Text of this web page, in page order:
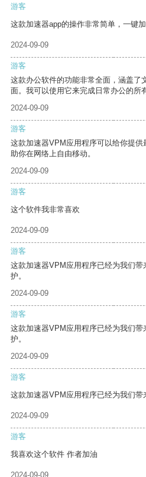
游客
这款加速器app的操作非常简单，一键
2024-09-09
游客
这款办公软件的功能非常全面，涵盖了
面。我可以使用它来完成日常办公的所
2024-09-09
游客
这款加速器VPM应用程序可以给你提
助你在网络上自由移动。
2024-09-09
游客
这个软件我非常喜欢
2024-09-09
游客
这款加速器VPM应用程序已经为我们
护。
2024-09-09
游客
这款加速器VPM应用程序已经为我们
护。
2024-09-09
游客
这款加速器VPM应用程序已经为我们带
2024-09-09
游客
我喜欢这个软件 作者加油
2024-09-09